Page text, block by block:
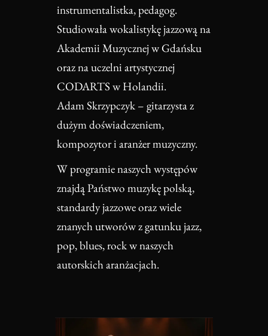
instrumentalistka, pedagog.
Studiowała wokalistykę jazzową na
Akademii Muzycznej w Gdańsku
oraz na uczelni artystycznej
CODARTS w Holandii.
Adam Skrzypczyk – gitarzysta z
dużym doświadczeniem,
kompozytor i aranżer muzyczny.
W programie naszych występów
znajdą Państwo muzykę polską,
standardy jazzowe oraz wiele
znanych utworów z gatunku jazz,
pop, blues, rock w naszych
autorskich aranżacjach.